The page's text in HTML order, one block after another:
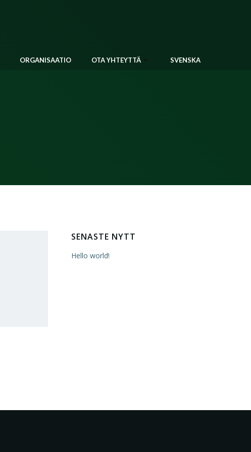
ORGANISAATIO OTA YHTEYTTÄ SVENSKA
SENASTE NYTT
Hello world!